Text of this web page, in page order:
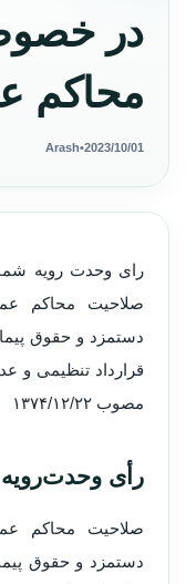
در
محاکم
2023/10/01
•
Arash
صلاحیت محاکم
دستمزد و حقوق
مصوب ۱۳۷۴/۱۲/۲۲
رأی و‌حدت‌رو‌یه شماره
صلاحیت محاکم
دستمزد و حقوق